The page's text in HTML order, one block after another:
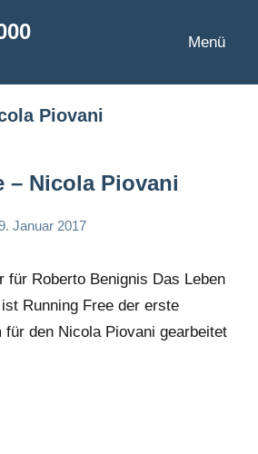
Menü
Piovani
– Nicola Piovani
Januar 2017
für Roberto Benignis Das Leben
Running Free der erste
den Nicola Piovani gearbeitet